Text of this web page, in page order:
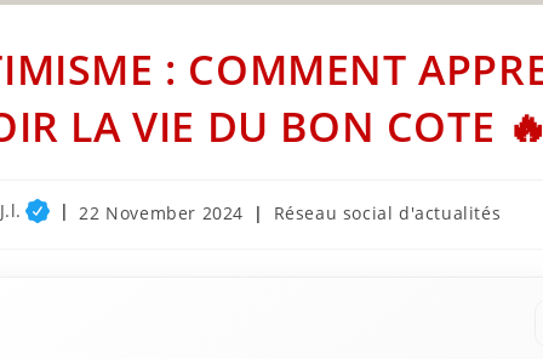
: COMMENT
LA VIE DU BON COTE 🔥
Post
22 November 2024
Post
Réseau social d'actualités